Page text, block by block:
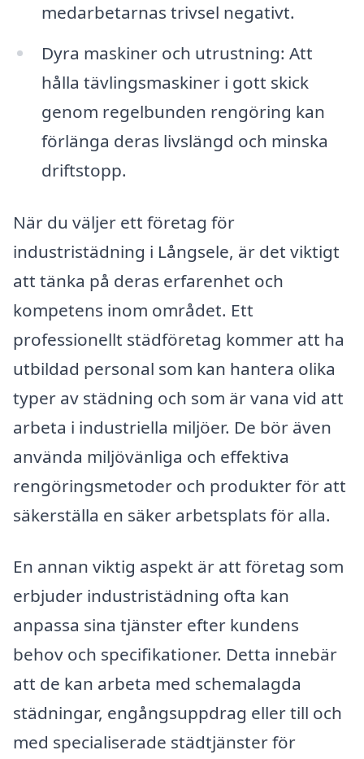
medarbetarnas trivsel negativt.
Dyra maskiner och utrustning: Att
hålla tävlingsmaskiner i gott skick
genom regelbunden rengöring kan
förlänga deras livslängd och minska
driftstopp.
När du väljer ett företag för
industristädning i Långsele, är det viktigt
att tänka på deras erfarenhet och
kompetens inom området. Ett
professionellt städföretag kommer att ha
utbildad personal som kan hantera olika
typer av städning och som är vana vid att
arbeta i industriella miljöer. De bör även
använda miljövänliga och effektiva
rengöringsmetoder och produkter för att
säkerställa en säker arbetsplats för alla.
En annan viktig aspekt är att företag som
erbjuder industristädning ofta kan
anpassa sina tjänster efter kundens
behov och specifikationer. Detta innebär
att de kan arbeta med schemalagda
städningar, engångsuppdrag eller till och
med specialiserade städtjänster för